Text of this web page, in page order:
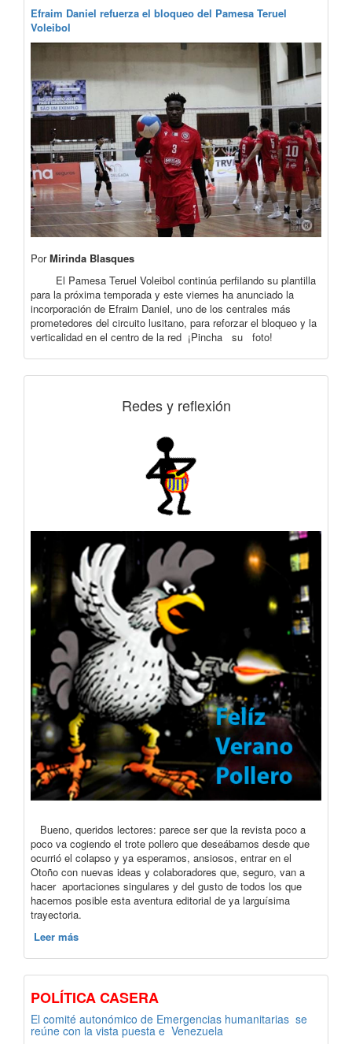
Efraim Daniel refuerza el bloqueo del Pamesa Teruel
Voleibol
PorMirinda Blasques
El Pamesa Teruel Voleibol continúa perfilando su plantilla
para la próxima temporada y este viernes ha anunciado la
incorporación de Efraim Daniel, uno de los centrales más
prometedores del circuito lusitano, para reforzar el bloqueo y la
verticalidad en el centro de la red ¡Pincha su foto!
Redes y reflexión
Bueno, queridos lectores: parece ser que la revista poco a
poco va cogiendo el trote pollero que deseábamos desde que
ocurrió el colapso y ya esperamos, ansiosos, entrar en el
Otoño con nuevas ideas y colaboradores que, seguro, van a
hacer aportaciones singulares y del gusto de todos los que
hacemos posible esta aventura editorial de ya larguísima
trayectoria.
Leer más
POLÍTICA CASERA
El comité autonómico de Emergencias humanitarias se
reúne con la vista puesta e Venezuela